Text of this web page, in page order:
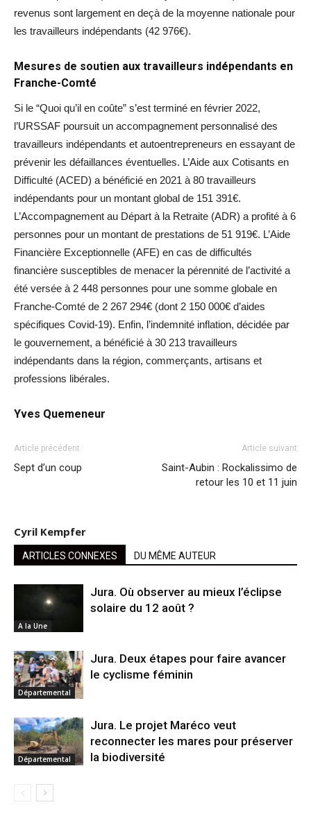
revenus sont largement en deçà de la moyenne nationale pour
les travailleurs indépendants (42 976€).
Mesures de soutien aux travailleurs indépendants en
Franche-Comté
Si le “Quoi qu’il en coûte” s’est terminé en février 2022,
l’URSSAF poursuit un accompagnement personnalisé des
travailleurs indépendants et autoentrepreneurs en essayant de
prévenir les défaillances éventuelles. L’Aide aux Cotisants en
Difficulté (ACED) a bénéficié en 2021 à 80 travailleurs
indépendants pour un montant global de 151 391€.
L’Accompagnement au Départ à la Retraite (ADR) a profité à 6
personnes pour un montant de prestations de 51 919€. L’Aide
Financière Exceptionnelle (AFE) en cas de difficultés
financière susceptibles de menacer la pérennité de l’activité a
été versée à 2 448 personnes pour une somme globale en
Franche-Comté de 2 267 294€ (dont 2 150 000€ d’aides
spécifiques Covid-19). Enfin, l’indemnité inflation, décidée par
le gouvernement, a bénéficié à 30 213 travailleurs
indépendants dans la région, commerçants, artisans et
professions libérales.
Yves Quemeneur
Article précédent
Sept d’un coup
Article suivant
Saint-Aubin : Rockalissimo de
retour les 10 et 11 juin
Cyril Kempfer
ARTICLES CONNEXES DU MÊME AUTEUR
A la Une
Jura. Où observer au mieux l’éclipse
solaire du 12 août ?
Départemental
Jura. Deux étapes pour faire avancer
le cyclisme féminin
Départemental
Jura. Le projet Maréco veut
reconnecter les mares pour préserver
la biodiversité